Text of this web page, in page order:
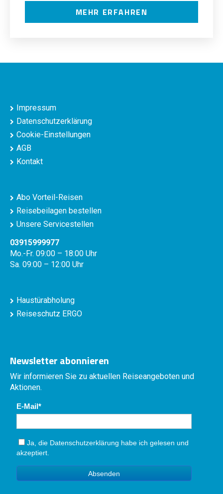
MEHR ERFAHREN
Impressum
Datenschutzerklärung
Cookie-Einstellungen
AGB
Kontakt
Abo Vorteil-Reisen
Reisebeilagen bestellen
Unsere Servicestellen
03915999977
Mo.-Fr. 09:00 – 18:00 Uhr
Sa. 09:00 – 12:00 Uhr
Haustürabholung
Reiseschutz ERGO
Newsletter abonnieren
Wir informieren Sie zu aktuellen Reiseangeboten und
Aktionen.
E-Mail
Ja, die Datenschutzerklärung habe ich gelesen und
akzeptiert.
Absenden